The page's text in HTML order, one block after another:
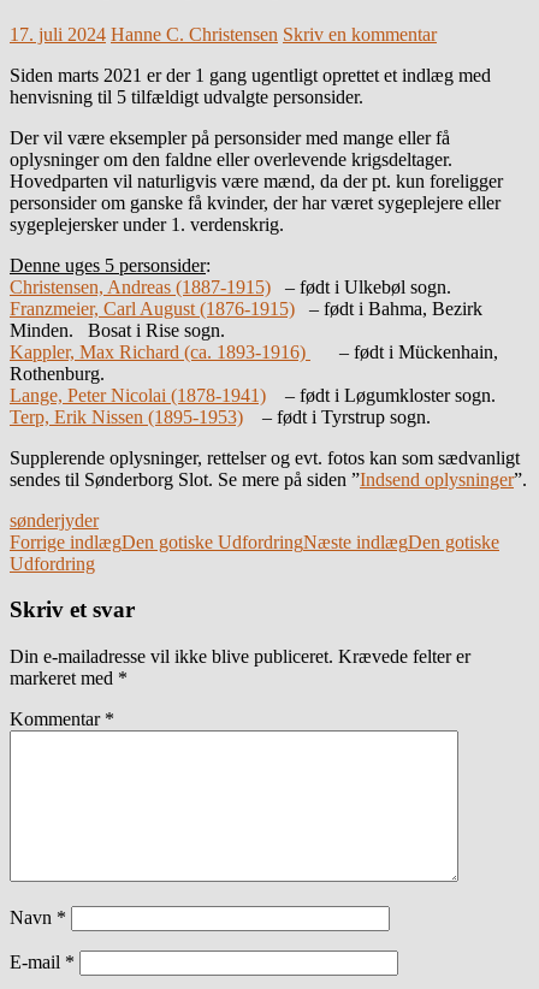
17. juli 2024 Hanne C. Christensen Skriv en kommentar
Siden marts 2021 er der 1 gang ugentligt oprettet et indlæg med
henvisning til 5 tilfældigt udvalgte personsider.
Der vil være eksempler på personsider med mange eller få
oplysninger om den faldne eller overlevende krigsdeltager.
Hovedparten vil naturligvis være mænd, da der pt. kun foreligger
personsider om ganske få kvinder, der har været sygeplejere eller
sygeplejersker under 1. verdenskrig.
Denne uges 5 personsider:
Christensen, Andreas (1887-1915) – født i Ulkebøl sogn.
Franzmeier, Carl August (1876-1915) – født i Bahma, Bezirk
Minden. Bosat i Rise sogn.
Kappler, Max Richard (ca. 1893-1916)
– født i Mückenhain,
Rothenburg.
Lange, Peter Nicolai (1878-1941) – født i Løgumkloster sogn.
Terp, Erik Nissen (1895-1953) – født i Tyrstrup sogn.
Supplerende oplysninger, rettelser og evt. fotos kan som sædvanligt
sendes til Sønderborg Slot. Se mere på siden ”Indsend oplysninger”.
sønderjyder
Indlægsnavigation
Forrige indlægDen gotiske UdfordringNæste indlægDen gotiske
Udfordring
Skriv et svar
Din e-mailadresse vil ikke blive publiceret. Krævede felter er
markeret med *
Kommentar *
Navn *
E-mail *